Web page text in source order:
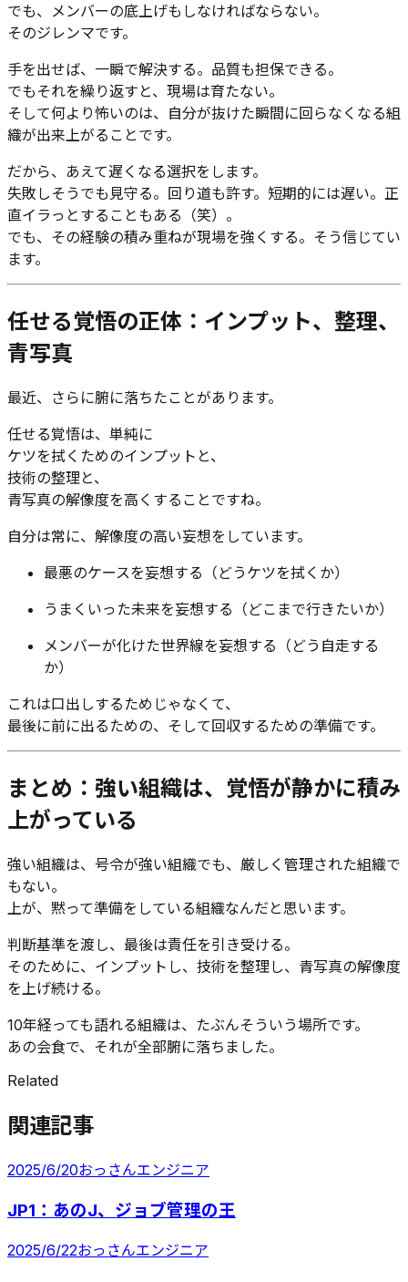
でも、メンバーの底上げもしなければならない。
そのジレンマです。
手を出せば、一瞬で解決する。品質も担保できる。
でもそれを繰り返すと、現場は育たない。
そして何より怖いのは、自分が抜けた瞬間に回らなくなる組
織が出来上がることです。
だから、あえて遅くなる選択をします。
失敗しそうでも見守る。回り道も許す。短期的には遅い。正
直イラっとすることもある（笑）。
でも、その経験の積み重ねが現場を強くする。そう信じてい
ます。
任せる覚悟の正体：インプット、整理、
青写真
最近、さらに腑に落ちたことがあります。
任せる覚悟は、単純に
ケツを拭くためのインプットと、
技術の整理と、
青写真の解像度を高くすることですね。
自分は常に、解像度の高い妄想をしています。
最悪のケースを妄想する（どうケツを拭くか）
うまくいった未来を妄想する（どこまで行きたいか）
メンバーが化けた世界線を妄想する（どう自走する
か）
これは口出しするためじゃなくて、
最後に前に出るための、そして回収するための準備です。
まとめ：強い組織は、覚悟が静かに積み
上がっている
強い組織は、号令が強い組織でも、厳しく管理された組織で
もない。
上が、黙って準備をしている組織なんだと思います。
判断基準を渡し、最後は責任を引き受ける。
そのために、インプットし、技術を整理し、青写真の解像度
を上げ続ける。
10年経っても語れる組織は、たぶんそういう場所です。
あの会食で、それが全部腑に落ちました。
Related
関連記事
2025/6/20おっさんエンジニア
JP1：あのJ、ジョブ管理の王
2025/6/22おっさんエンジニア